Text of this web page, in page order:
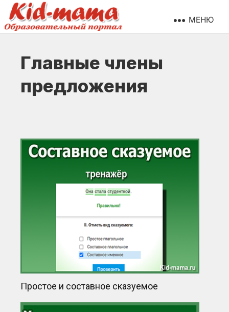
МЕНЮ
Главные члены
предложения
Простое и составное сказуемое